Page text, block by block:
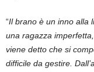
“Il brano è un inno alla
una ragazza
viene detto che si
difficile da gestire.